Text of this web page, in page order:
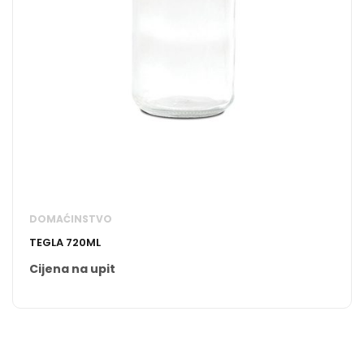
DOMAĆINSTVO
TEGLA 720ML
Cijena na upit